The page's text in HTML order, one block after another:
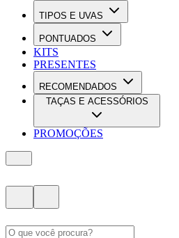
TIPOS E UVAS
PONTUADOS
KITS
PRESENTES
RECOMENDADOS
TAÇAS E ACESSÓRIOS
PROMOÇÕES